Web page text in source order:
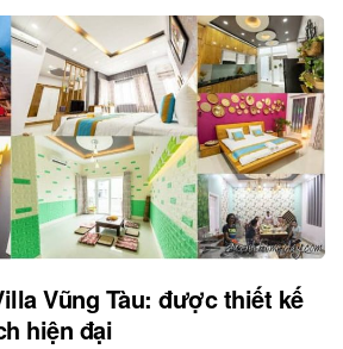
Vũng Tàu: được thiết kế
hiện đại